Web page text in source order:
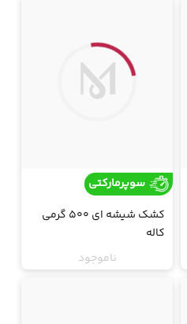
سوپرمارکتی
کشک شیشه ای 500 گرمی
کاله
ناموجود